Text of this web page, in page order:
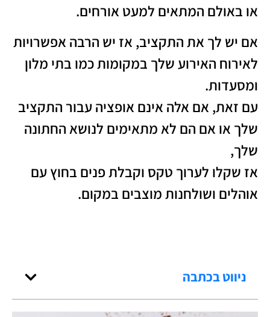
או באולם המתאים למעט אורחים.
אם יש לך את התקציב, אז יש הרבה אפשרויות
לאירוח האירוע שלך במקומות כמו בתי מלון
ומסעדות.
עם זאת, אם אלה אינם אופציה עבור התקציב
שלך או אם הם לא מתאימים לנושא החתונה
שלך,
אז שקלו לערוך טקס וקבלת פנים בחוץ עם
אוהלים ושולחנות מוצבים במקום.
ניווט בכתבה